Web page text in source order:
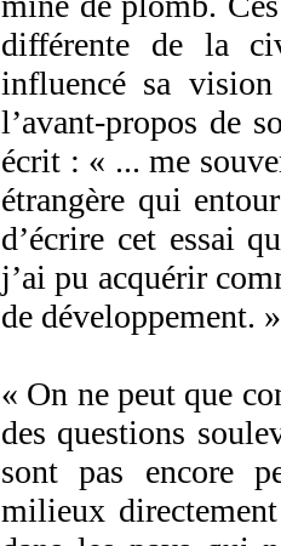
différente de la
influencé sa
l’avant-propos de
écrit : « ... me
étrangère qui
d’écrire cet essai
j’ai pu acquérir
de développement. »
« On ne peut que
des questions
sont pas encore
milieux